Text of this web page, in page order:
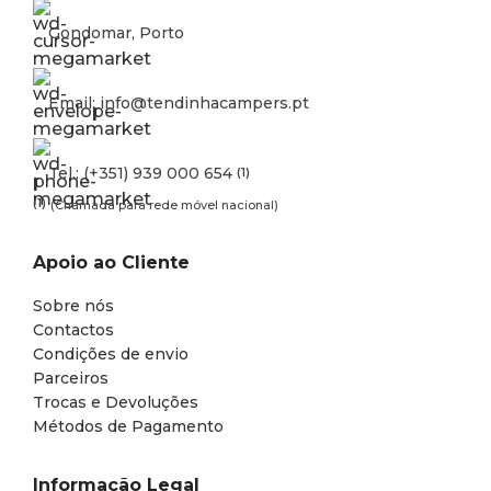
Gondomar, Porto
Email: info@tendinhacampers.pt
Tel.: (+351) 939 000 654 (1)
(1) (Chamada para rede móvel nacional)
Apoio ao Cliente
Sobre nós
Contactos
Condições de envio
Parceiros
Trocas e Devoluções
Métodos de Pagamento
Informação Legal